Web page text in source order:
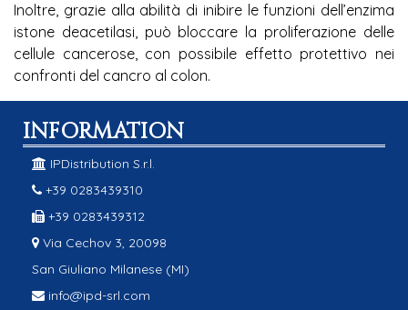
Inoltre, grazie alla abilità di inibire le funzioni dell’enzima
istone deacetilasi, può bloccare la proliferazione delle
cellule cancerose, con possibile effetto protettivo nei
confronti del cancro al colon.
INFORMATION
IPDistribution S.r.l.
+39 0283439310
+39 0283439312
Via Cechov 3, 20098
San Giuliano Milanese (MI)
info@ipd-srl.com